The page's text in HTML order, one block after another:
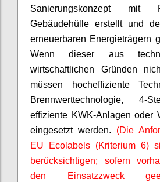
Sanierungskonzept mit
Gebäudehülle erstellt und
erneuerbaren Energieträgern
Wenn dieser aus
wirtschaftlichen Gründen
müssen hocheffiziente
Brennwerttechnologie, 4-
effiziente KWK-Anlagen oder
eingesetzt werden. (Die
EU
Ecolabels (Kriterium 6)
berücksichtigen; sofern
den Einsatzzweck